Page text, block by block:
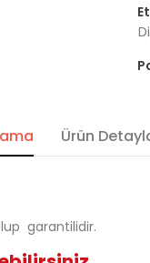
Ürün
garantilidir.